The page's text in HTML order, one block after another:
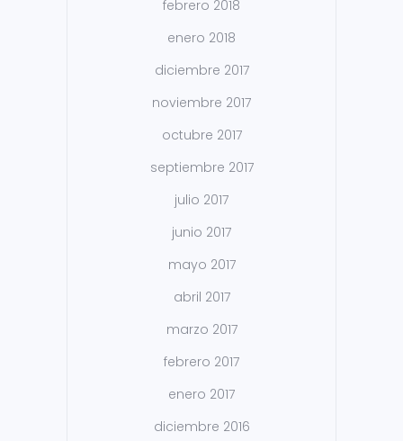
febrero 2018
enero 2018
diciembre 2017
noviembre 2017
octubre 2017
septiembre 2017
julio 2017
junio 2017
mayo 2017
abril 2017
marzo 2017
febrero 2017
enero 2017
diciembre 2016